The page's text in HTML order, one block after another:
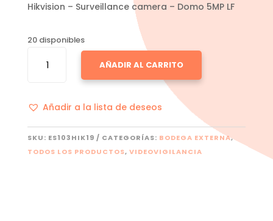
Hikvision – Surveillance camera – Domo 5MP LF
20 disponibles
CANTIDAD
AÑADIR AL CARRITO
Añadir a la lista de deseos
SKU: ES103HIK19 CATEGORÍAS: BODEGA EXTERNA,
TODOS LOS PRODUCTOS, VIDEOVIGILANCIA